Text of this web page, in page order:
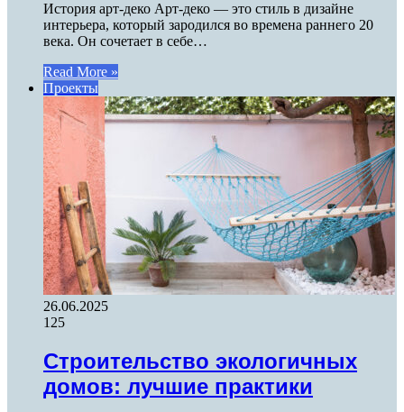
История арт-деко Арт-деко — это стиль в дизайне
интерьера, который зародился во времена раннего 20
века. Он сочетает в себе…
Read More »
Проекты
26.06.2025
125
Строительство экологичных
домов: лучшие практики